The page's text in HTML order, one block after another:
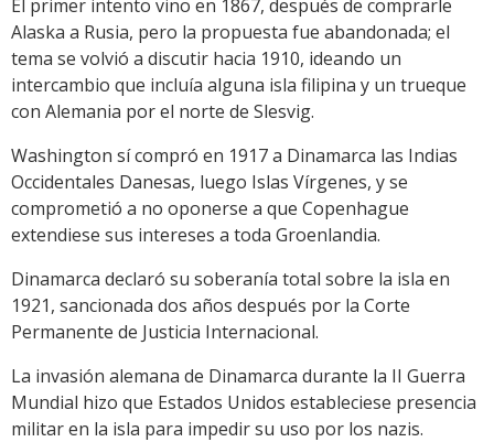
El primer intento vino en 1867, después de comprarle
Alaska a Rusia, pero la propuesta fue abandonada; el
tema se volvió a discutir hacia 1910, ideando un
intercambio que incluía alguna isla filipina y un trueque
con Alemania por el norte de Slesvig.
Washington sí compró en 1917 a Dinamarca las Indias
Occidentales Danesas, luego Islas Vírgenes, y se
comprometió a no oponerse a que Copenhague
extendiese sus intereses a toda Groenlandia.
Dinamarca declaró su soberanía total sobre la isla en
1921, sancionada dos años después por la Corte
Permanente de Justicia Internacional.
La invasión alemana de Dinamarca durante la II Guerra
Mundial hizo que Estados Unidos estableciese presencia
militar en la isla para impedir su uso por los nazis.